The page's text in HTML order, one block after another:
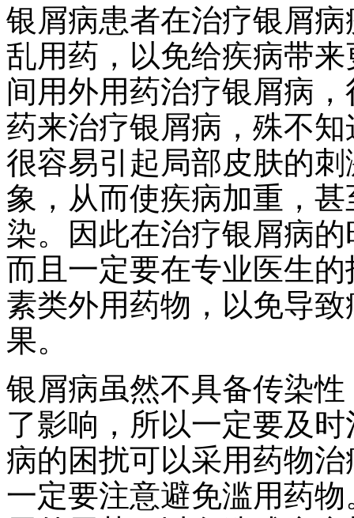
银屑病患者在治疗银屑
乱用药，以免给疾病带
间用外用药治疗银屑病
药来治疗银屑病，殊不
很容易引起局部皮肤的
象，从而使疾病加重，
染。因此在治疗银屑病
而且一定要在专业医生
素类外用药物，以免导
果。
银屑病虽然不具备传染
了影响，所以一定要及
病的困扰可以采用药物
一定要注意避免滥用药